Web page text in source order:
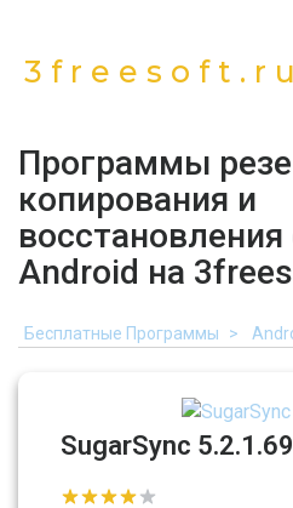
3freesoft.ru
Программы
копирования и
Android на
Бесплатные Программы
SugarSync 5.2.1.69